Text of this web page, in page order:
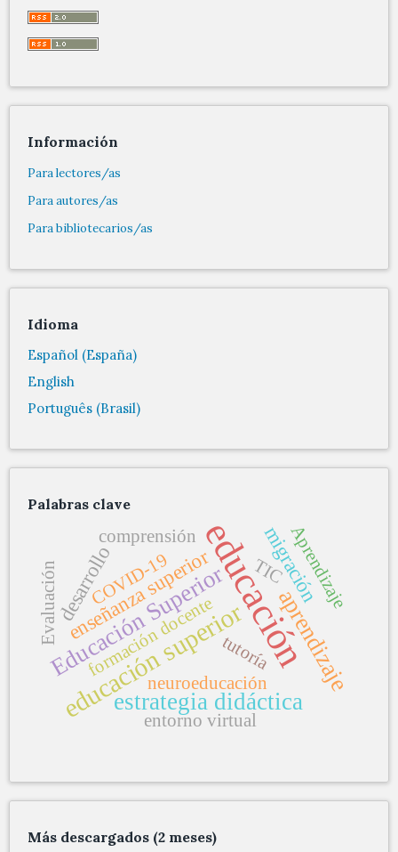
Información
Para lectores/as
Para autores/as
Para bibliotecarios/as
Idioma
Español (España)
English
Português (Brasil)
Palabras clave
educación
educación superior
estrategia didáctica
Educación Superior aprendizaje
enseñanza superior migración
desarrollo
formación docente
neuroeducación
comprensión
entorno virtual
Evaluación COVID-19 TICAprendizaje
tutoría
Más descargados (2 meses)